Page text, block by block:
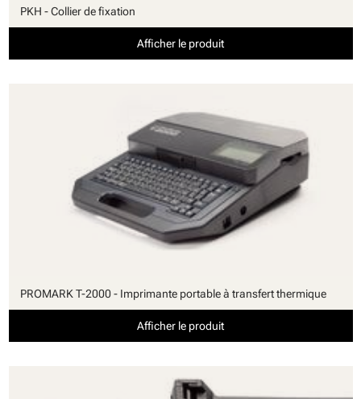
PKH - Collier de fixation
Afficher le produit
PROMARK T-2000 - Imprimante portable à transfert thermique
Afficher le produit